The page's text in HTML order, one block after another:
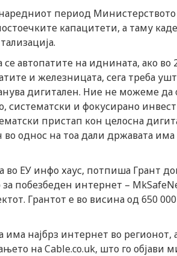
наредниот период
капацитети, а таму
се автопатите на иднината, ако
и железницата, сега треба
дигитален. Ние не можеме
систематски и фокусирано
пристап кон целосна
однос на тоа дали државата има
ЕУ инфо хаус, потпиша Грант
побезбеден интернет –
Грантот е во висина од 650
има најбрз интернет во
на Cable.co.uk, што го објави